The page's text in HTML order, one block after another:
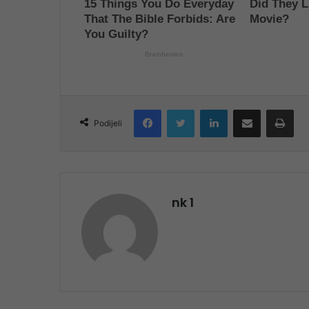
Podijeli
FacebookTwitter LinkedInShare via Email
nk 1